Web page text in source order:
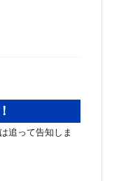
追って告知しま